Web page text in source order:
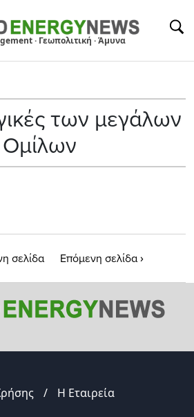
· Γεωπολιτική · Άμυνα
των μεγάλων
Ομίλων
σελίδα Επόμενη σελίδα›
/ Η Εταιρεία